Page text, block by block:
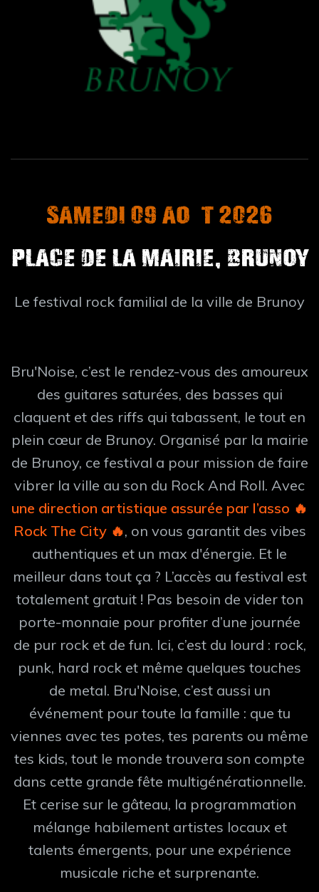
Samedi 09 août 2026
Place de la mairie, Brunoy
Le festival rock familial de la ville de Brunoy
Bru'Noise, c’est le rendez-vous des amoureux
des guitares saturées, des basses qui
claquent et des riffs qui tabassent, le tout en
plein cœur de Brunoy. Organisé par la mairie
de Brunoy, ce festival a pour mission de faire
vibrer la ville au son du Rock And Roll. Avec
une direction artistique assurée par l’asso 🔥
Rock The City 🔥, on vous garantit des vibes
authentiques et un max d'énergie. Et le
meilleur dans tout ça ? L’accès au festival est
totalement gratuit ! Pas besoin de vider ton
porte-monnaie pour profiter d’une journée
de pur rock et de fun. Ici, c’est du lourd : rock,
punk, hard rock et même quelques touches
de metal. Bru'Noise, c’est aussi un
événement pour toute la famille : que tu
viennes avec tes potes, tes parents ou même
tes kids, tout le monde trouvera son compte
dans cette grande fête multigénérationnelle.
Et cerise sur le gâteau, la programmation
mélange habilement artistes locaux et
talents émergents, pour une expérience
musicale riche et surprenante.